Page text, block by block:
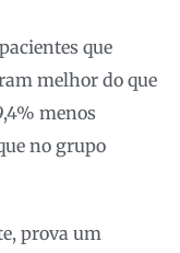
que
melhor do que
menos
no grupo
prova um